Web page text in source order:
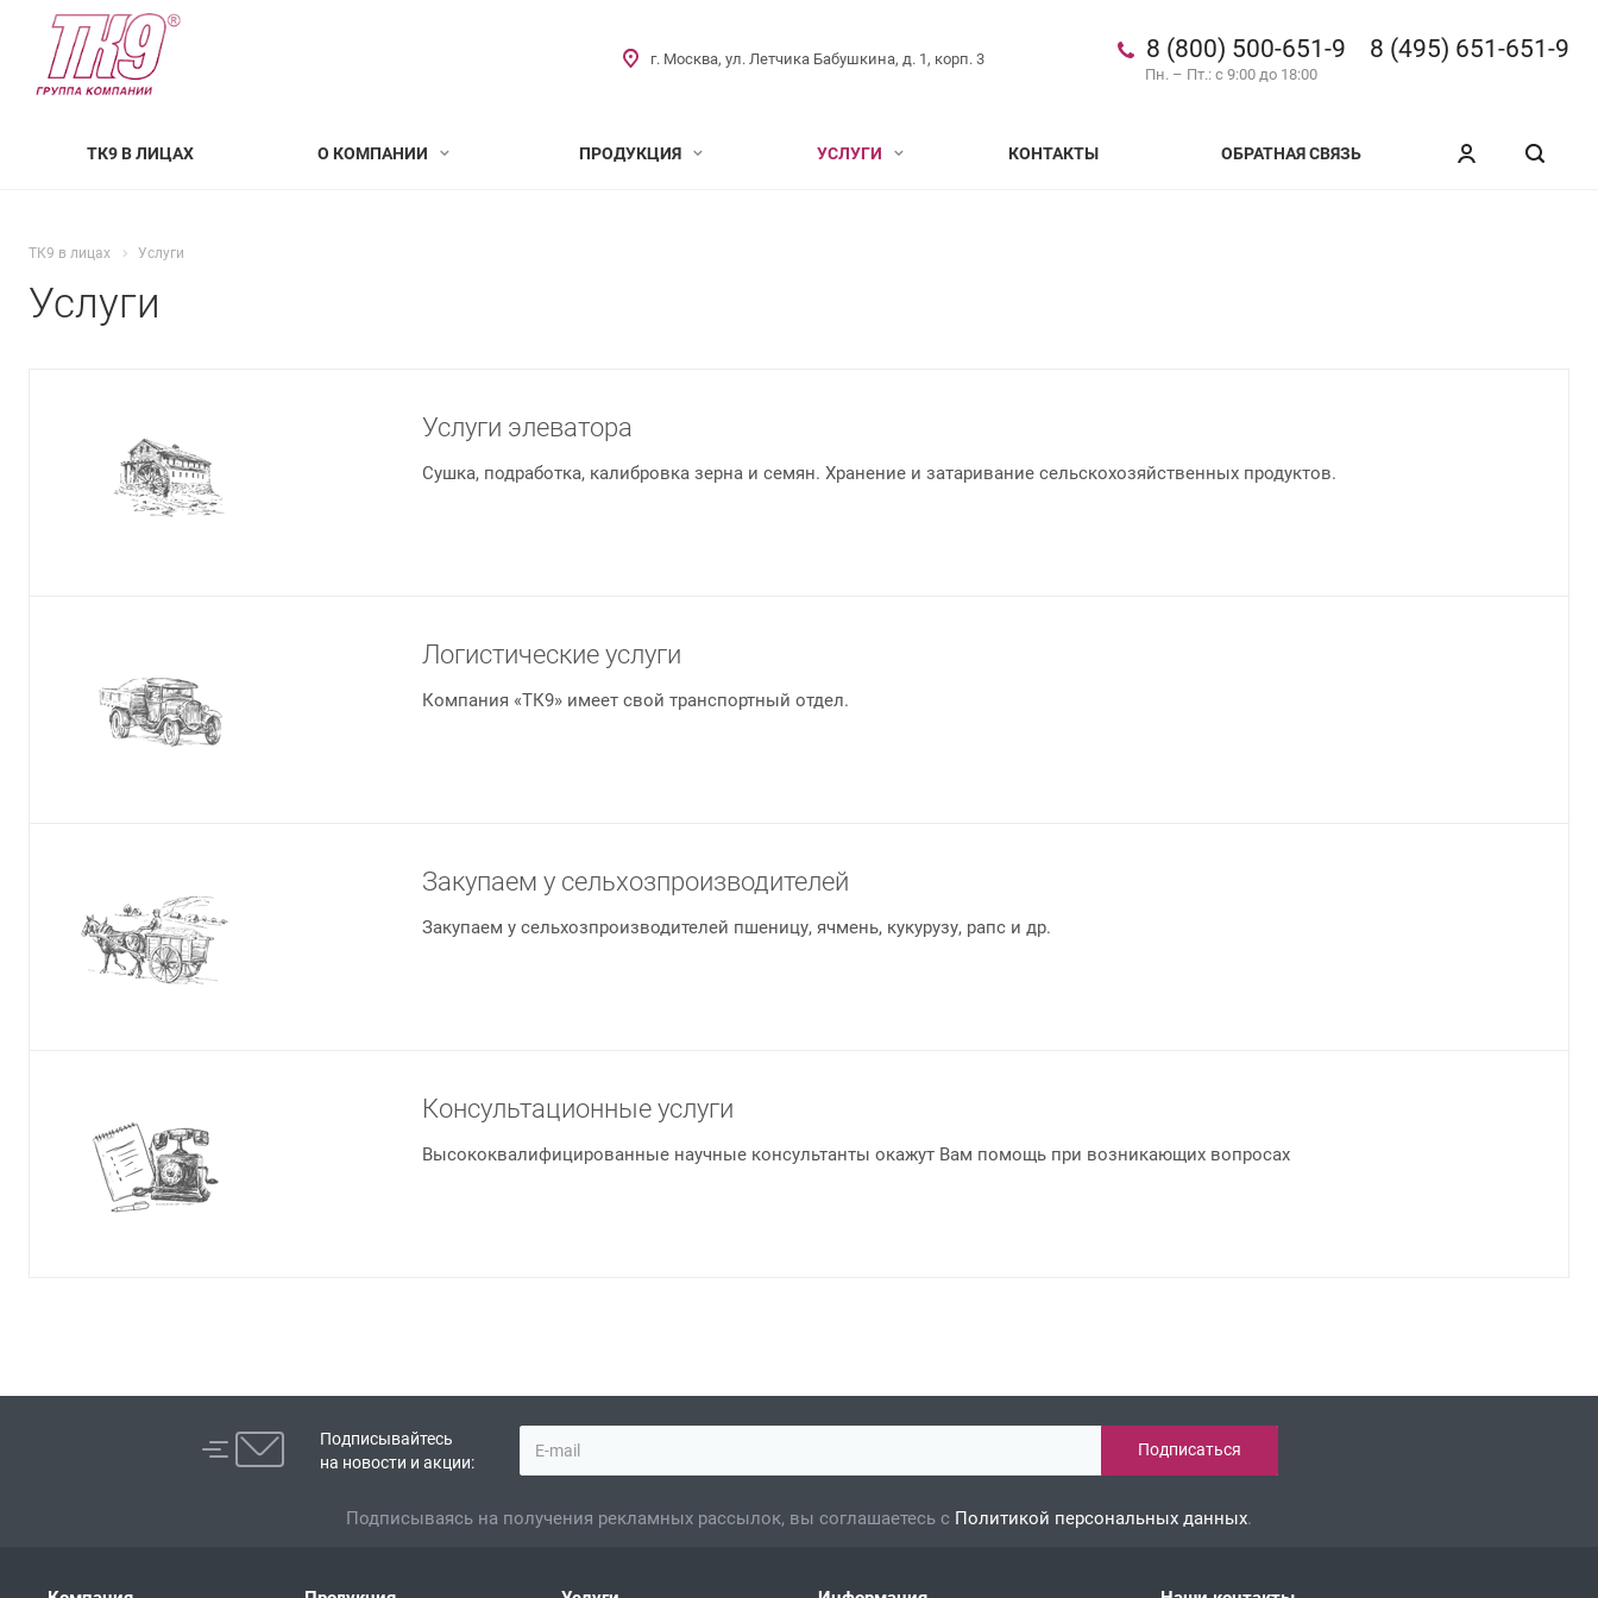
8 (800) 500-651-9 8 (495) 651-651-9
Пн. – Пт.: с 9:00 до 18:00
г. Москва, ул. Летчика Бабушкина, д. 1, корп. 3
ТК9 В ЛИЦАХ О КОМПАНИИ ПРОДУКЦИЯ УСЛУГИ КОНТАКТЫ ОБРАТНАЯ СВЯЗЬ
ТК9 в лицах Услуги
Услуги
Услуги элеватора
Сушка, подработка, калибровка зерна и семян. Хранение и затаривание сельскохозяйственных продуктов.
Логистические услуги
Компания «ТК9» имеет свой транспортный отдел.
Закупаем у сельхозпроизводителей
Закупаем у сельхозпроизводителей пшеницу, ячмень, кукурузу, рапс и др.
Консультационные услуги
Высококвалифицированные научные консультанты окажут Вам помощь при возникающих вопросах
Подписывайтесь
на новости и акции:
Подписываясь на получения рекламных рассылок, вы соглашаетесь с Политикой персональных данных.